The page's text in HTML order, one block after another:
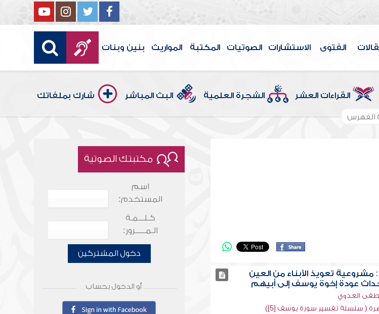
الفتوى الاستشارات الصوتيات المكتبة المواريث بنين وبنات
القراءات العشر الشجرة العلمية البث المباشر شارك بملفاتك
الفهرس
مشروعية تعويذ الأبناء من العين
عودة إخوة يوسف إلى أبيهم
العدوي
( سلسلة تفسير سورة يوسف [5])
مكتبتك الصوتية
اسم
المستخدم:
كـلـــمـة
الـمـــــرور:
دخول المشتركين
أو الدخول بحساب